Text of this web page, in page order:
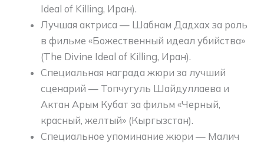
Ideal of Killing, Иран).
Лучшая актриса — Шабнам Дадхах за роль
в фильме «Божественный идеал убийства»
(The Divine Ideal of Killing, Иран).
Специальная награда жюри за лучший
сценарий — Топчугуль Шайдуллаева и
Актан Арым Кубат за фильм «Черный,
красный, желтый» (Кыргызстан).
Специальное упоминание жюри — Малич